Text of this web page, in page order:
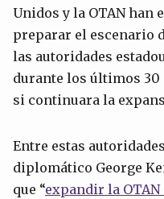
Unidos y la OTAN han
preparar el escenario
las autoridades
durante los últimos
si continuara la
Entre estas
diplomático George
que “expandir la